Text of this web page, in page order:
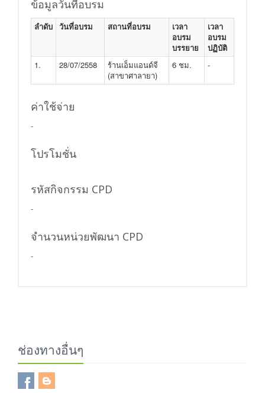
ข้อมูลวันที่อบรม
ลำดับ วันที่อบรม สถานที่อบรม
เวลา
อบรม
บรรยาย
เวลา
อบรม
ปฏิบัติ
1.
28/07/2558
ร้านเอ็มแอนด์จี
(สาขาศาลายา)
6 ชม. -
ค่าใช้จ่าย
-
โปรโมชั่น
รหัสกิจกรรม CPD
-
จำนวนหน่วยพัฒนา CPD
-
ช่องทางอื่นๆ